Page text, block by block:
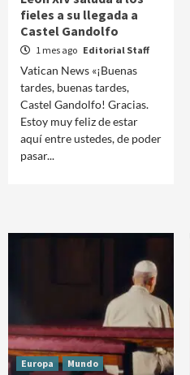
fieles a su llegada a
Castel Gandolfo
1 mes ago Editorial Staff
Vatican News «¡Buenas
tardes, buenas tardes,
Castel Gandolfo! Gracias.
Estoy muy feliz de estar
aquí entre ustedes, de poder
pasar...
Europa Mundo